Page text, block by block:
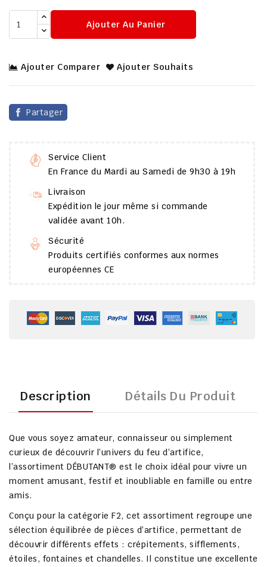
Ajouter Au Panier
Ajouter Comparer Ajouter Souhaits
Partager
Service Client
En France du Mardi au Samedi de 9h30 à 19h
Livraison
Expédition le jour même si commande
validée avant 10h.
Sécurité
Produits certifiés conformes aux normes
européennes CE
Description Détails Du Produit
Que vous soyez amateur, connaisseur ou simplement
curieux de découvrir l’univers du feu d’artifice,
l’assortiment DÉBUTANT® est le choix idéal pour vivre un
moment amusant, festif et inoubliable en famille ou entre
amis.
Conçu pour la catégorie F2, cet assortiment regroupe une
sélection équilibrée de pièces d’artifice, permettant de
découvrir différents effets : crépitements, sifflements,
étoiles, fontaines et chandelles. Il constitue une excellente